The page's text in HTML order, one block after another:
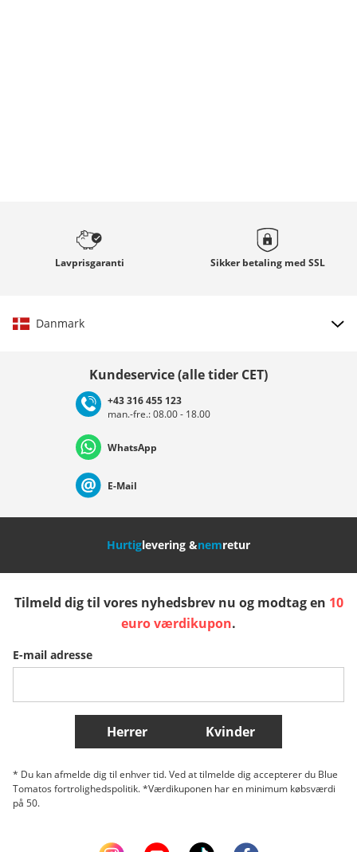
Lavprisgaranti Sikker betaling med SSL
Danmark
Deutschland Österreich
Nederland Italia (Italiano) Italien (Deutsch)
Slovenija
Belgique (Français) Danmark Norge
Flere lande
Kundeservice (alle tider CET)
+43 316 455 123
man.-fre.: 08.00 - 18.00
WhatsApp
E-Mail
Hurtiglevering &nemretur
Tilmeld dig til vores nyhedsbrev nu og modtag en 10
euro værdikupon.
E-mail adresse
Herrer Kvinder
* Du kan afmelde dig til enhver tid. Ved at tilmelde dig accepterer du Blue
Tomatos fortrolighedspolitik. *Værdikuponen har en minimum købsværdi
på 50.